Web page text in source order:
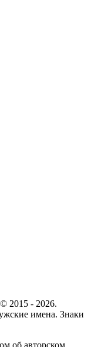
© 2015 - 2026.
имена. Знаки